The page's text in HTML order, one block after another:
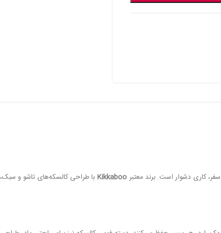
کاری دشوار است. برند معتبرKikkaboo با طراحی کالسکه‌های تاشو و سبک،